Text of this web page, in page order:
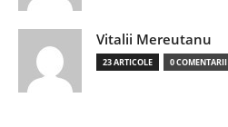
Vitalii Mereutanu
23 ARTICOLE 0 COMENTARII